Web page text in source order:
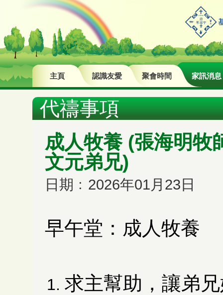
主頁 認識友愛 聚會時間 家訊消息
代禱事項
成人牧養 (張海明牧
文元弟兄)
日期﹕2026年01月23日
早午堂：成人牧養
求主幫助，讓弟